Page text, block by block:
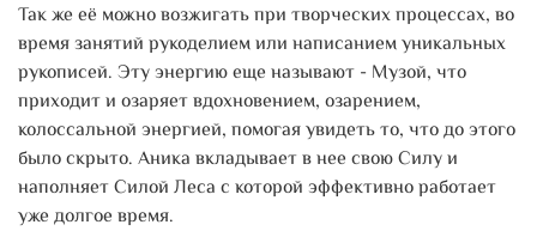
Так же её можно возжигать при творческих процессах, во
время занятий рукоделием или написанием уникальных
рукописей. Эту энергию еще называют - Музой, что
приходит и озаряет вдохновением, озарением,
колоссальной энергией, помогая увидеть то, что до этого
было скрыто. Аника вкладывает в нее свою Силу и
наполняет Силой Леса с которой эффективно работает
уже долгое время.